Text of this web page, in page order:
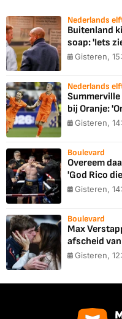
Nederlands
Buitenland
soap: 'Iets
Gisteren,
Nederlands
bij Oranje:
Gisteren,
Boulevard
Overeem
'God Rico
Gisteren,
Boulevard
Max
afscheid
Gisteren,